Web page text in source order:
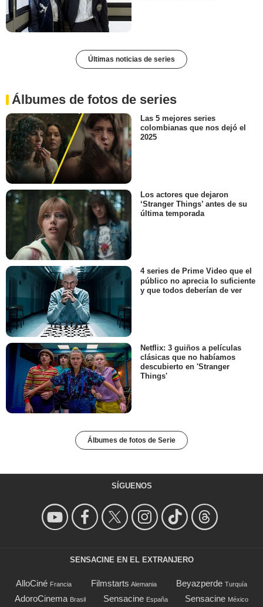
Últimas noticias de series
Álbumes de fotos de series
Las 5 mejores series
colombianas que nos dejó el
2025
Los actores que dejaron
‘Stranger Things’ antes de su
última temporada
4 series de Prime Video que el
público no aprecia lo suficiente
y que todos deberían de ver
Netflix: 3 guiños a películas
clásicas que no habíamos
descubierto en 'Stranger
Things'
Álbumes de fotos de Serie
SÍGUENOS
SENSACINE EN EL EXTRANJERO
AlloCiné Francia Filmstarts Alemania Beyazperde Turquía
AdoroCinema Brasil Sensacine España Sensacine México